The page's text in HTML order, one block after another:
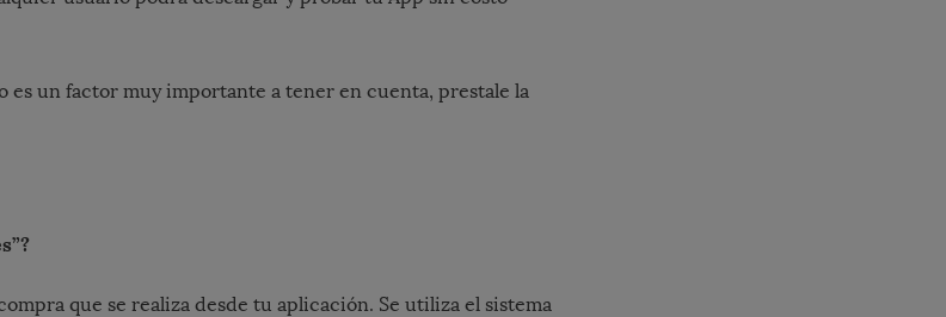
es un factor muy importante a tener en cuenta, prestale la
que se realiza desde tu aplicación. Se utiliza el sistema